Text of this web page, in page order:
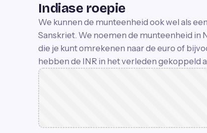
Indiase roepie
We kunnen de munteenheid ook wel als
Sanskriet. We noemen de munteenheid in
die je kunt omrekenen naar de euro of
hebben de INR in het verleden gekoppeld